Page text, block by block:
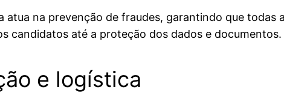
atua na prevenção de fraudes, garantindo que
candidatos até a proteção dos dados e documentos.
e logística